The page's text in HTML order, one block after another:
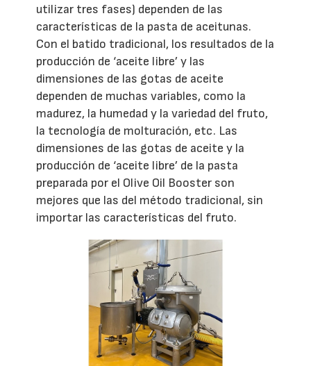
utilizar tres fases) dependen de las
características de la pasta de aceitunas.
Con el batido tradicional, los resultados de la
producción de ‘aceite libre’ y las
dimensiones de las gotas de aceite
dependen de muchas variables, como la
madurez, la humedad y la variedad del fruto,
la tecnología de molturación, etc. Las
dimensiones de las gotas de aceite y la
producción de ‘aceite libre’ de la pasta
preparada por el Olive Oil Booster son
mejores que las del método tradicional, sin
importar las características del fruto.